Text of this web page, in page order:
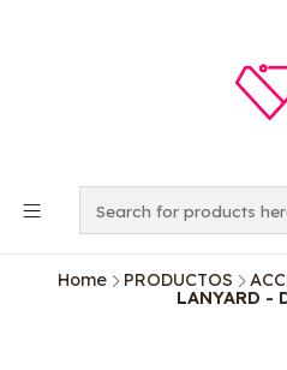
Home PRODUCTOS
LANYARD -